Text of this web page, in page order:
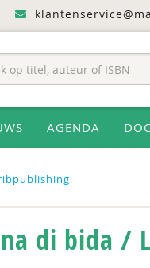
AGENDA
di bida /